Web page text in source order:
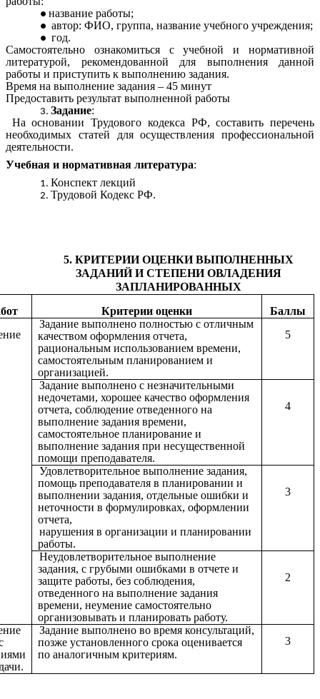
название работы;
автор: ФИО, группа, название учебного учреждения;
год.
Самостоятельно ознакомиться с учебной и нормативной
литературой, рекомендованной для выполнения данной
работы и приступить к выполнению задания.
Время на выполнение задания – 45 минут
Предоставить результат выполненной работы
Задание:
На основании Трудового кодекса РФ, составить перечень
необходимых статей для осуществления профессиональной
деятельности.
Учебная и нормативная литература:
Конспект лекций
Трудовой Кодекс РФ.
5. КРИТЕРИИ ОЦЕНКИ ВЫПОЛНЕННЫХ
ЗАДАНИЙ И СТЕПЕНИ ОВЛАДЕНИЯ
ЗАПЛАНИРОВАННЫХ
Критерии оценки
Баллы
Задание выполнено полностью с отличным
качеством оформления отчета,
рациональным использованием времени,
самостоятельным планированием и
организацией.
5
Задание выполнено с незначительными
недочетами, хорошее качество оформления
отчета, соблюдение отведенного на
выполнение задания времени,
самостоятельное планирование и
выполнение задания при несущественной
помощи преподавателя.
4
Удовлетворительное выполнение задания,
помощь преподавателя в планировании и
выполнении задания, отдельные ошибки и
неточности в формулировках, оформлении
отчета,
нарушения в организации и планировании
работы.
3
Неудовлетворительное выполнение
задания, с грубыми ошибками в отчете и
защите работы, без соблюдения,
отведенного на выполнение задания
времени, неумение самостоятельно
организовывать и планировать работу.
2
Задание выполнено во время консультаций,
позже установленного срока оценивается
по аналогичным критериям.
3